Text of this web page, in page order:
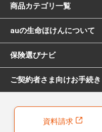
商品カテゴリ一覧
死亡保険
医療保険
女性向け医療保険
がん保険
auの生命ほけんについて
選ばれる理由
Pontaポイント還元について
保険募集代理店について
保険選びナビ
保険選びナビ トップ
保険診断
ご契約者さま向けお手続き
資料請求